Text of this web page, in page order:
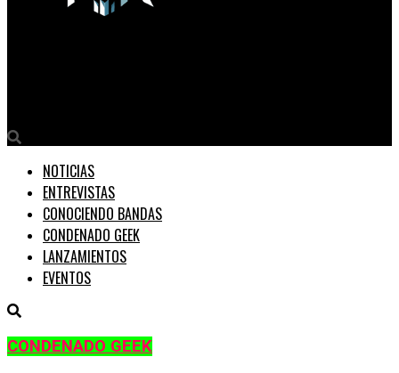
NOTICIAS
ENTREVISTAS
CONOCIENDO BANDAS
CONDENADO GEEK
LANZAMIENTOS
EVENTOS
CONDENADO GEEK